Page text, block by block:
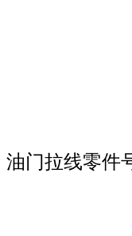
油门拉线零件